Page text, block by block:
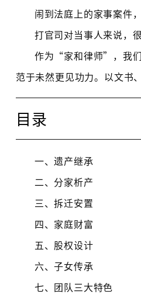
闹到法庭上的家事案件
打官司对当事人来说，
作为“家和律师”，我们
范于未然更见功力。以文书
目录
一、遗产继承
二、分家析产
三、拆迁安置
四、家庭财富
五、股权设计
六、子女传承
七、团队三大特色